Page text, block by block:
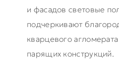
и фасадов световые
подчеркивают
кварцевого
парящих конструкций.